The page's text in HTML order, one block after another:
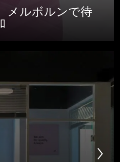
メルボルンで待